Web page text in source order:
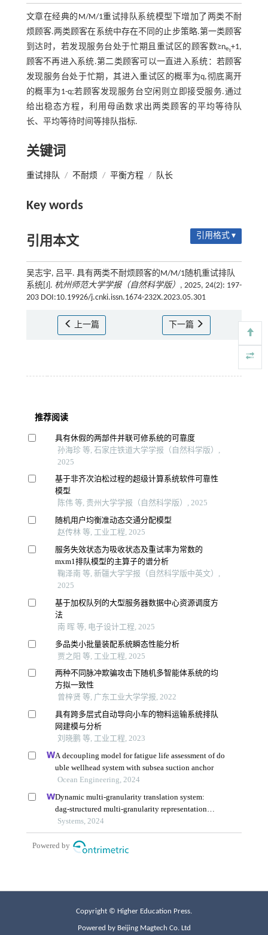
文章在经典的M/M/1重试排队系统模型下增加了两类不耐
烦顾客.两类顾客在系统中存在不同的止步策略.第一类顾客
到达时，若发现服务台处于忙期且重试区的顾客数≥ne1+1,
顾客不再进入系统.第二类顾客可以一直进入系统：若顾客
发现服务台处于忙期，其进入重试区的概率为q,彻底离开
的概率为1-q;若顾客发现服务台空闲则立即接受服务.通过
给出稳态方程，利用母函数求出两类顾客的平均等待队
长、平均等待时间等排队指标.
关键词
重试排队 / 不耐烦 / 平衡方程 / 队长
Key words
引用本文 引用格式 ▾
吴志宇, 吕平. 具有两类不耐烦顾客的M/M/1随机重试排队
系统[J]. 杭州师范大学学报（自然科学版） , 2025, 24(2): 197-
203 DOI:10.19926/j.cnki.issn.1674-232X.2023.05.301
上一篇 下一篇
Copyright © Higher Education Press.
Powered by Beijing Magtech Co. Ltd